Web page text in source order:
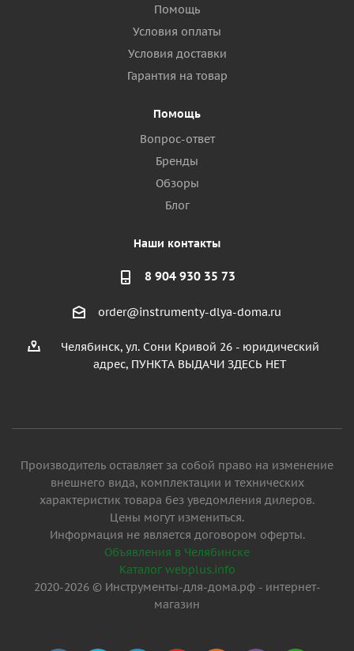
Помощь
Условия оплаты
Условия доставки
Гарантия на товар
Помощь
Вопрос-ответ
Бренды
Обзоры
Блог
Наши контакты
8 904 930 35 73
order@instrumenty-dlya-doma.ru
Челябинск, ул. Сони Кривой 26 - юридический
адрес, ПУНКТА ВЫДАЧИ ЗДЕСЬ НЕТ
Производитель оставляет за собой право на изменение
внешнего вида, комплектации и технических
характеристик товара без уведомления дилеров.
Цены могут измениться.
Информация не является договором оферты.
Объявления в Челябинске
Каталог webplus.info
2020-2026 © Инструменты-для-дома.рф - интернет-
магазин